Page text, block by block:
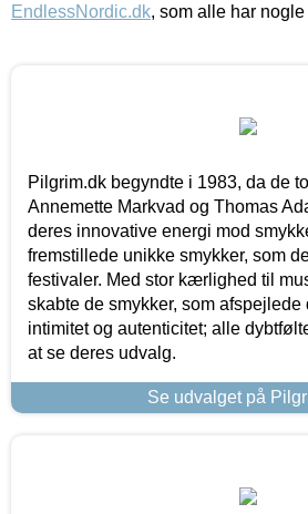
EndlessNordic.dk, som alle har
Pilgrim.dk begyndte i 1983, da de
Annemette Markvad og Thomas
deres innovative energi mod
fremstillede unikke smykker, som
festivaler. Med stor kærlighed til
skabte de smykker, som afspejlede
intimitet og autenticitet; alle
at se deres udvalg.
Se udvalget på